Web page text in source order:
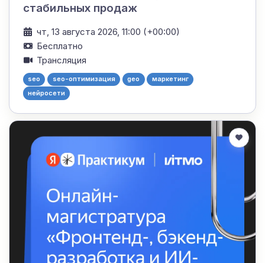
стабильных продаж
чт, 13 августа 2026, 11:00 (+00:00)
Бесплатно
Трансляция
seo seo-оптимизация geo
маркетинг
нейросети